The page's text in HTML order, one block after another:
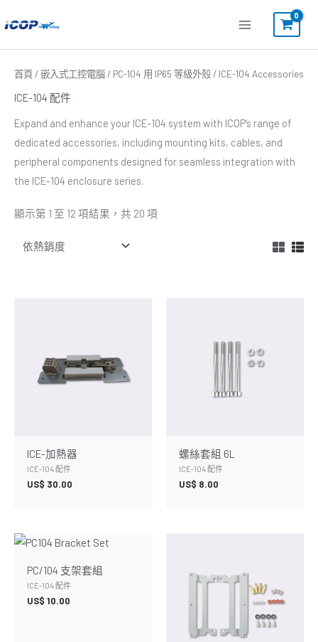
至
主
首頁 /嵌入式工控電腦 / PC-104 用 IP65 等級外殼 / ICE-104 Accessories
ICE-104 配件
Expand and enhance your ICE-104 system with ICOP’s range of
dedicated accessories, including mounting kits, cables, and
peripheral components designed for seamless integration with
the ICE-104 enclosure series.
顯示第 1 至 12 項結果，共 20 項
依
熱
序
ICE-加熱器
ICE-104 配件
US$ 30.00
螺絲套組 6L
ICE-104 配件
US$ 8.00
PC/104 支架套組
ICE-104 配件
US$ 10.00